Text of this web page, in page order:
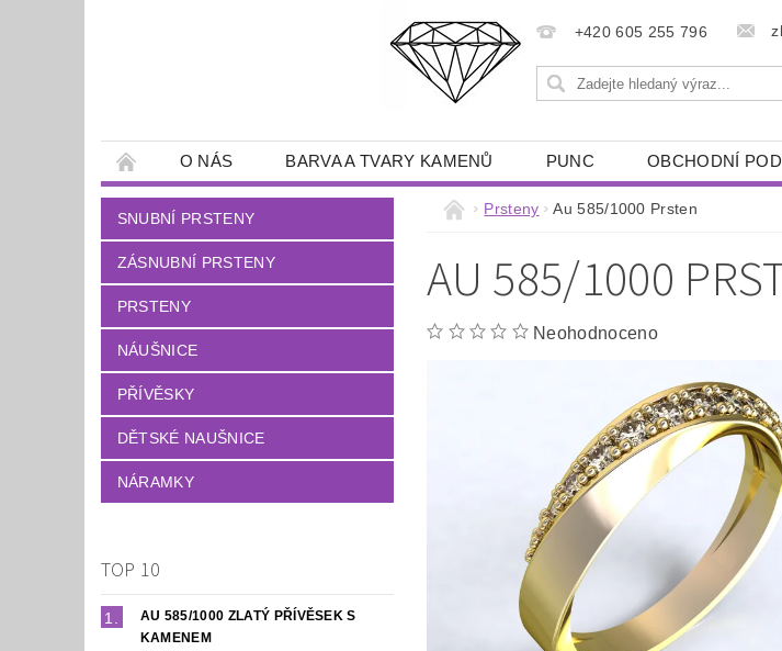
+420 605 255 796
O NÁS BARVA A TVARY KAMENŮ PUNC OBCHODNÍ
SNUBNÍ PRSTENY
ZÁSNUBNÍ PRSTENY
PRSTENY
NÁUŠNICE
PŘÍVĚSKY
DĚTSKÉ NAUŠNICE
NÁRAMKY
TOP 10
AU 585/1000 ZLATÝ PŘÍVĚSEK S
KAMENEM
Prsteny Au 585/1000 Prsten
AU 585/1000
Neohodnoceno